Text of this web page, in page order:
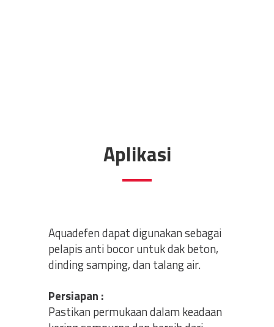
Aplikasi
Aquadefen dapat digunakan sebagai
pelapis anti bocor untuk dak beton,
dinding samping, dan talang air.
Persiapan :
Pastikan permukaan dalam keadaan